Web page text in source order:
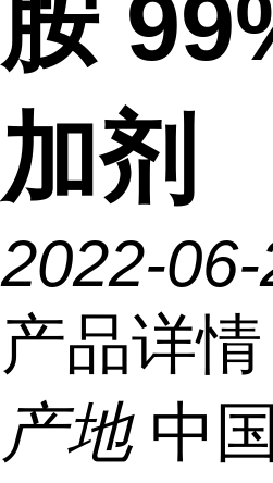
胺
加剂
2022-
产品详情
产地 中